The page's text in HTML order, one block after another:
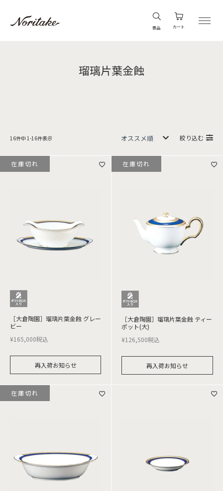
商品 カート
瑠璃片葉金蝕
16件中 1 -16件表示 絞り込む
［大倉陶園］瑠璃片葉金蝕 グレー
ビー
¥165,000税込
再入荷お知らせ
在庫切れ
［大倉陶園］瑠璃片葉金蝕 ティー
ポット(大)
¥126,500税込
再入荷お知らせ
在庫切れ
在庫切れ